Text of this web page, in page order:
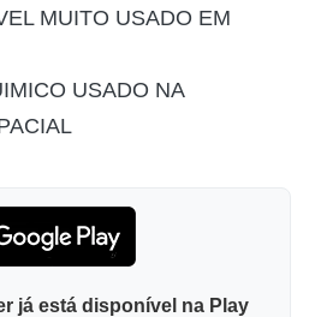
MUITO USADO EM
USADO NA
já está disponível na Play